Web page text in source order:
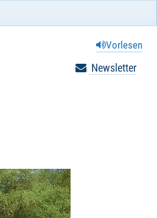
Vorlesen
Newsletter